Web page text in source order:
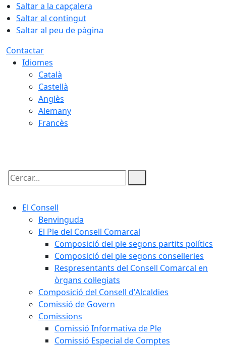
Saltar a la capçalera
Saltar al contingut
Saltar al peu de pàgina
Contactar
Idiomes
Català
Castellà
Anglès
Alemany
Francès
Cercar:
El Consell
Benvinguda
El Ple del Consell Comarcal
Composició del ple segons partits polítics
Composició del ple segons conselleries
Respresentants del Consell Comarcal en
òrgans col·legiats
Composició del Consell d'Alcaldies
Comissió de Govern
Comissions
Comissió Informativa de Ple
Comissió Especial de Comptes